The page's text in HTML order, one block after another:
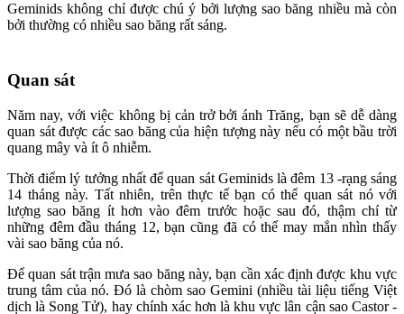
Geminids không chỉ được chú ý bởi lượng sao băng nhiều mà còn
bởi thường có nhiều sao băng rất sáng.
Quan sát
Năm nay, với việc không bị cản trở bởi ánh Trăng, bạn sẽ dễ dàng
quan sát được các sao băng của hiện tượng này nếu có một bầu trời
quang mây và ít ô nhiễm.
Thời điểm lý tưởng nhất để quan sát Geminids là đêm 13 -rạng sáng
14 tháng này. Tất nhiên, trên thực tế bạn có thể quan sát nó với
lượng sao băng ít hơn vào đêm trước hoặc sau đó, thậm chí từ
những đêm đầu tháng 12, bạn cũng đã có thể may mắn nhìn thấy
vài sao băng của nó.
Để quan sát trận mưa sao băng này, bạn cần xác định được khu vực
trung tâm của nó. Đó là chòm sao Gemini (nhiều tài liệu tiếng Việt
dịch là Song Tử), hay chính xác hơn là khu vực lân cận sao Castor -